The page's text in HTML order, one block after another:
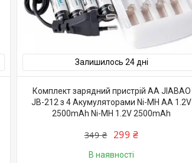
Залишилось 24 дні
Комплект зарядний пристрій АА JIABAO
JB-212 з 4 Акумуляторами Ni-MH AA 1.2V
2500mAh Ni-MH 1.2V 2500mAh
349 ₴ 299 ₴
В наявності